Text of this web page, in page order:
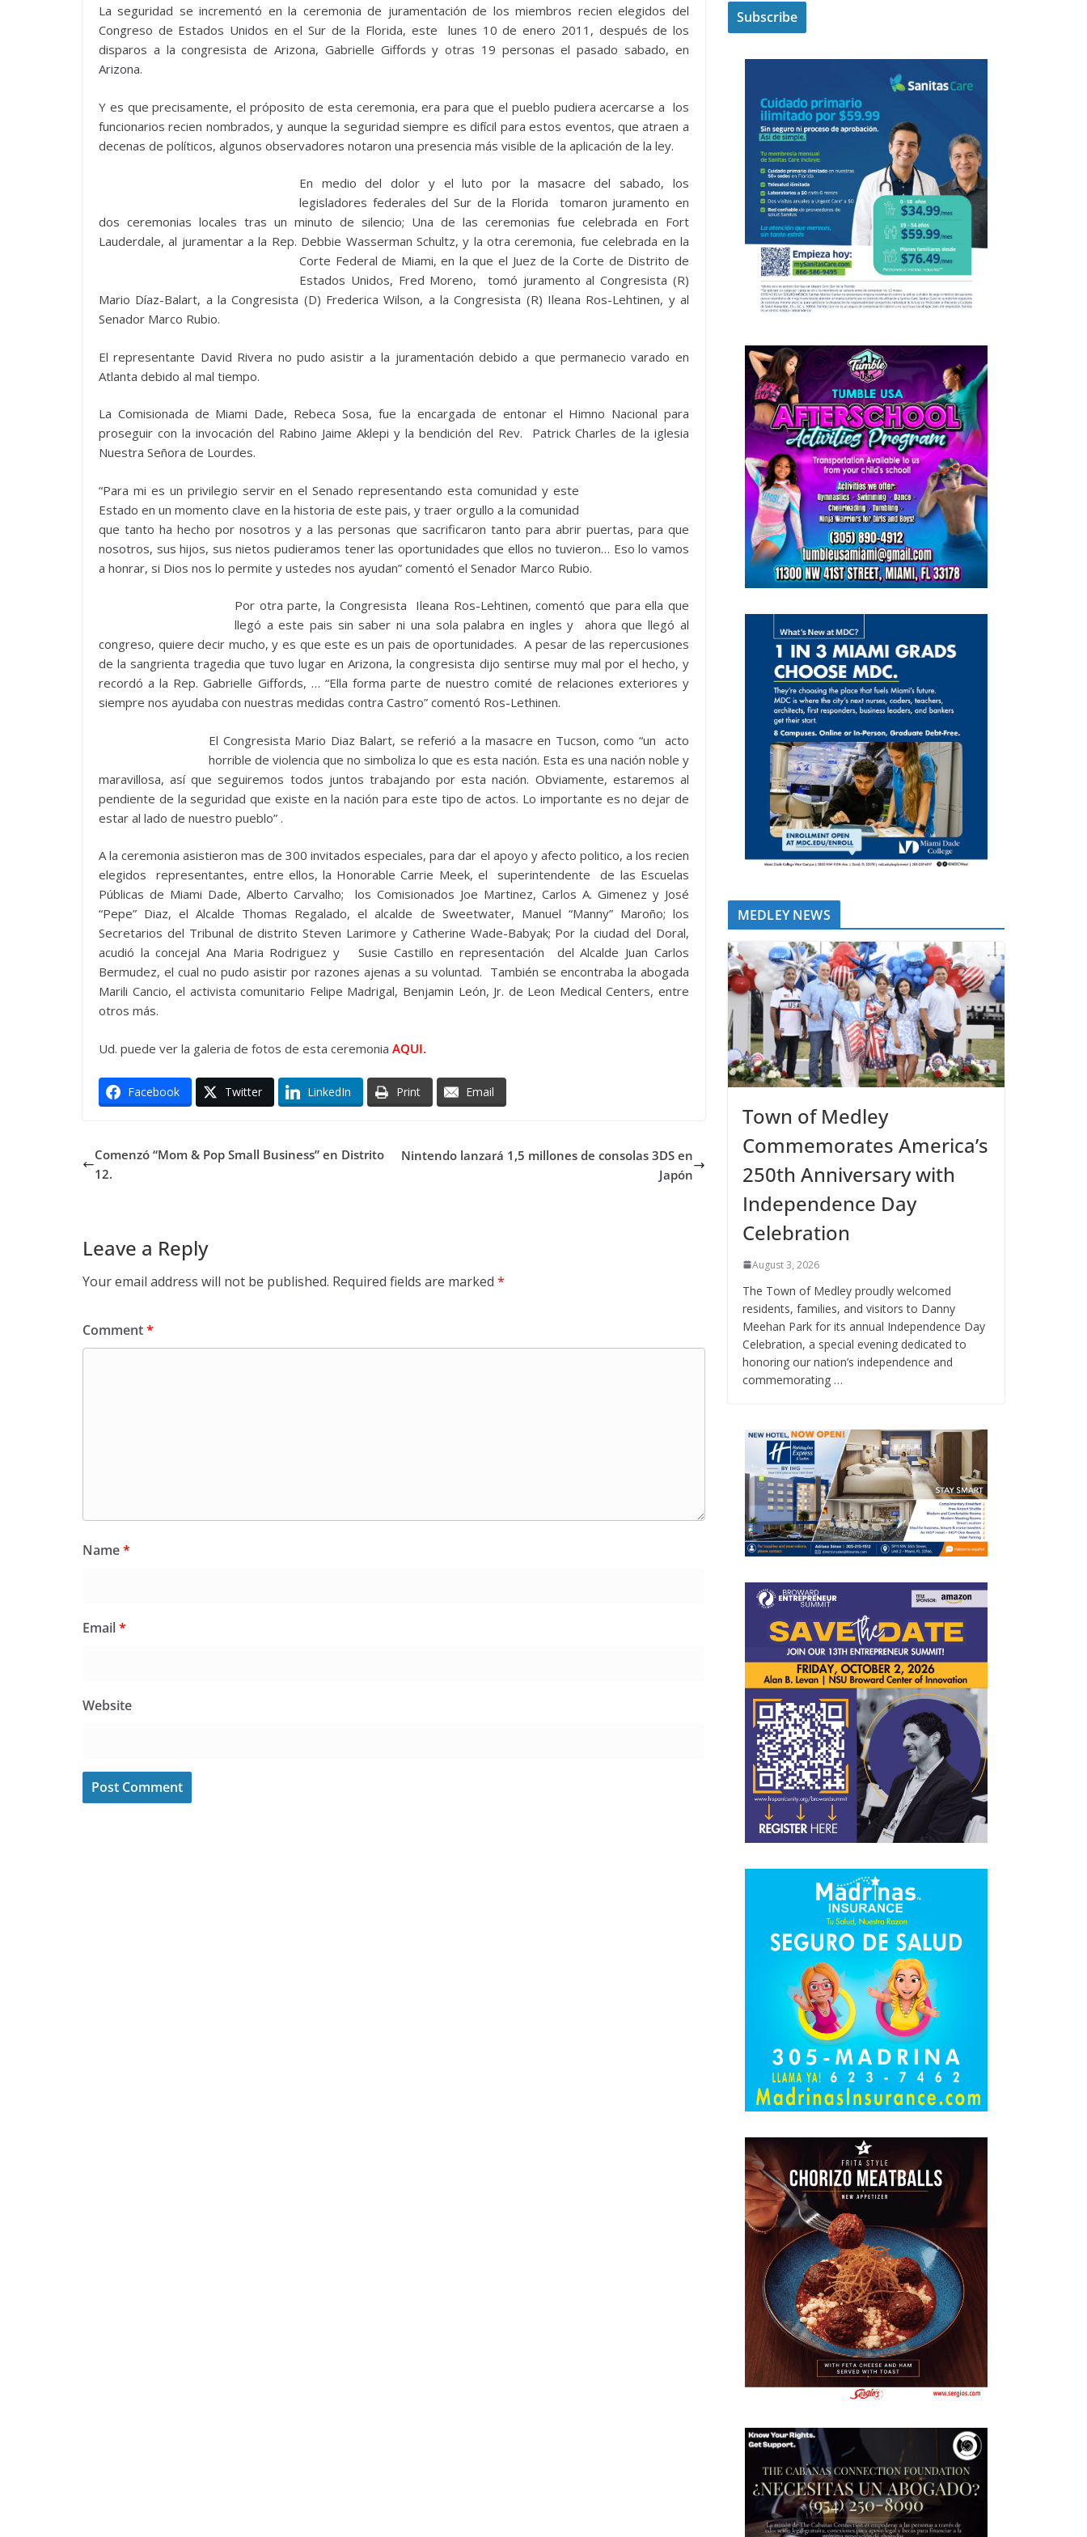
La seguridad se incrementó en la ceremonia de juramentación de los miembros recien elegidos del
Congreso de Estados Unidos en el Sur de la Florida, este lunes 10 de enero 2011, después de los
disparos a la congresista de Arizona, Gabrielle Giffords y otras 19 personas el pasado sabado, en
Arizona.
Y es que precisamente, el próposito de esta ceremonia, era para que el pueblo pudiera acercarse a los
funcionarios recien nombrados, y aunque la seguridad siempre es difícil para estos eventos, que atraen a
decenas de políticos, algunos observadores notaron una presencia más visible de la aplicación de la ley.
En medio del dolor y el luto por la masacre del sabado, los
legisladores federales del Sur de la Florida tomaron juramento en
dos ceremonias locales tras un minuto de silencio; Una de las ceremonias fue celebrada en Fort
Lauderdale, al juramentar a la Rep. Debbie Wasserman Schultz, y la otra ceremonia, fue celebrada en la
Corte Federal de Miami, en la que el Juez de la Corte de Distrito de
Estados Unidos, Fred Moreno, tomó juramento al Congresista (R)
Mario Díaz-Balart, a la Congresista (D) Frederica Wilson, a la Congresista (R) Ileana Ros-Lehtinen, y al
Senador Marco Rubio.
El representante David Rivera no pudo asistir a la juramentación debido a que permanecio varado en
Atlanta debido al mal tiempo.
La Comisionada de Miami Dade, Rebeca Sosa, fue la encargada de entonar el Himno Nacional para
proseguir con la invocación del Rabino Jaime Aklepi y la bendición del Rev. Patrick Charles de la iglesia
Nuestra Señora de Lourdes.
“Para mi es un privilegio servir en el Senado representando esta comunidad y este
Estado en un momento clave en la historia de este pais, y traer orgullo a la comunidad
que tanto ha hecho por nosotros y a las personas que sacrificaron tanto para abrir puertas, para que
nosotros, sus hijos, sus nietos pudieramos tener las oportunidades que ellos no tuvieron… Eso lo vamos
a honrar, si Dios nos lo permite y ustedes nos ayudan” comentó el Senador Marco Rubio.
Por otra parte, la Congresista Ileana Ros-Lehtinen, comentó que para ella que
llegó a este pais sin saber ni una sola palabra en ingles y ahora que llegó al
congreso, quiere decir mucho, y es que este es un pais de oportunidades. A pesar de las repercusiones
de la sangrienta tragedia que tuvo lugar en Arizona, la congresista dijo sentirse muy mal por el hecho, y
recordó a la Rep. Gabrielle Giffords, … “Ella forma parte de nuestro comité de relaciones exteriores y
siempre nos ayudaba con nuestras medidas contra Castro” comentó Ros-Lethinen.
El Congresista Mario Diaz Balart, se referió a la masacre en Tucson, como “un acto
horrible de violencia que no simboliza lo que es esta nación. Esta es una nación noble y
maravillosa, así que seguiremos todos juntos trabajando por esta nación. Obviamente, estaremos al
pendiente de la seguridad que existe en la nación para este tipo de actos. Lo importante es no dejar de
estar al lado de nuestro pueblo” .
A la ceremonia asistieron mas de 300 invitados especiales, para dar el apoyo y afecto politico, a los recien
elegidos representantes, entre ellos, la Honorable Carrie Meek, el superintendente de las Escuelas
Públicas de Miami Dade, Alberto Carvalho; los Comisionados Joe Martinez, Carlos A. Gimenez y José
“Pepe” Diaz, el Alcalde Thomas Regalado, el alcalde de Sweetwater, Manuel “Manny” Maroño; los
Secretarios del Tribunal de distrito Steven Larimore y Catherine Wade-Babyak; Por la ciudad del Doral,
acudió la concejal Ana Maria Rodriguez y Susie Castillo en representación del Alcalde Juan Carlos
Bermudez, el cual no pudo asistir por razones ajenas a su voluntad. También se encontraba la abogada
Marili Cancio, el activista comunitario Felipe Madrigal, Benjamin León, Jr. de Leon Medical Centers, entre
otros más.
Ud. puede ver la galeria de fotos de esta ceremonia AQUI.
Facebook Twitter LinkedIn Print Email
Comenzó “Mom & Pop Small Business” en Distrito
12.
Nintendo lanzará 1,5 millones de consolas 3DS en
Japón
Leave a Reply
Your email address will not be published. Required fields are marked *
Comment*
Name*
Email*
Website
MEDLEY NEWS
Town of Medley
Commemorates America’s
250th Anniversary with
Independence Day
Celebration
August 3, 2026
The Town of Medley proudly welcomed
residents, families, and visitors to Danny
Meehan Park for its annual Independence Day
Celebration, a special evening dedicated to
honoring our nation’s independence and
commemorating …